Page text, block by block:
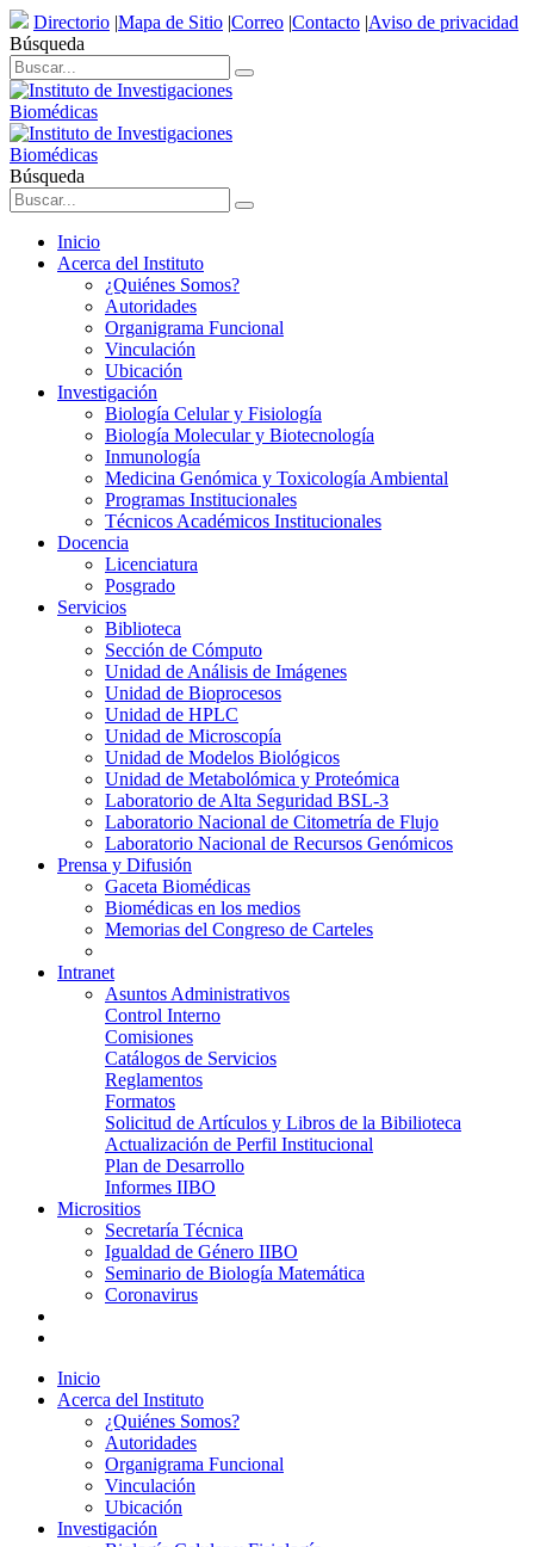
Directorio |Mapa de Sitio |Correo |Contacto |Aviso de privacidad
Búsqueda
Búsqueda
Inicio
Acerca del Instituto
¿Quiénes Somos?
Autoridades
Organigrama Funcional
Vinculación
Ubicación
Investigación
Biología Celular y Fisiología
Biología Molecular y Biotecnología
Inmunología
Medicina Genómica y Toxicología Ambiental
Programas Institucionales
Técnicos Académicos Institucionales
Docencia
Licenciatura
Posgrado
Servicios
Biblioteca
Sección de Cómputo
Unidad de Análisis de Imágenes
Unidad de Bioprocesos
Unidad de HPLC
Unidad de Microscopía
Unidad de Modelos Biológicos
Unidad de Metabolómica y Proteómica
Laboratorio de Alta Seguridad BSL-3
Laboratorio Nacional de Citometría de Flujo
Laboratorio Nacional de Recursos Genómicos
Prensa y Difusión
Gaceta Biomédicas
Biomédicas en los medios
Memorias del Congreso de Carteles
Intranet
Asuntos Administrativos
Control Interno
Comisiones
Catálogos de Servicios
Reglamentos
Formatos
Solicitud de Artículos y Libros de la Bibilioteca
Actualización de Perfil Institucional
Plan de Desarrollo
Informes IIBO
Micrositios
Secretaría Técnica
Igualdad de Género IIBO
Seminario de Biología Matemática
Coronavirus
Inicio
Acerca del Instituto
¿Quiénes Somos?
Autoridades
Organigrama Funcional
Vinculación
Ubicación
Investigación